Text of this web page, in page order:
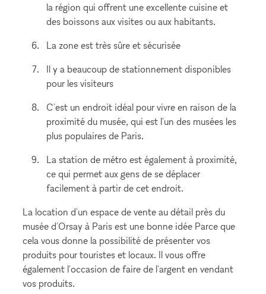
la région qui offrent une excellente cuisine et
des boissons aux visites ou aux habitants.
La zone est très sûre et sécurisée
Il y a beaucoup de stationnement disponibles
pour les visiteurs
C'est un endroit idéal pour vivre en raison de la
proximité du musée, qui est l'un des musées les
plus populaires de Paris.
La station de métro est également à proximité,
ce qui permet aux gens de se déplacer
facilement à partir de cet endroit.
La location d'un espace de vente au détail près du
musée d'Orsay à Paris est une bonne idée Parce que
cela vous donne la possibilité de présenter vos
produits pour touristes et locaux. Il vous offre
également l'occasion de faire de l'argent en vendant
vos produits.